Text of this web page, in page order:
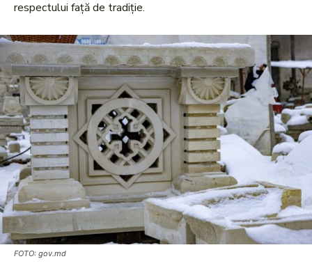
respectului față de tradiție.
FOTO: gov.md